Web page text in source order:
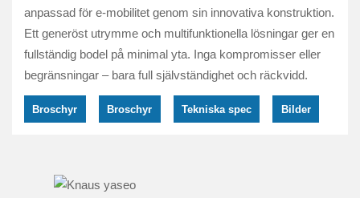
anpassad för e-mobilitet genom sin innovativa konstruktion.
Ett generöst utrymme och multifunktionella lösningar ger en
fullständig bodel på minimal yta. Inga kompromisser eller
begränsningar – bara full självständighet och räckvidd.
Broschyr Broschyr Tekniska spec Bilder